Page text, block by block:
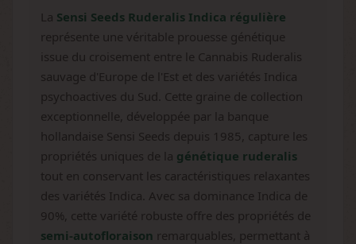
La Sensi Seeds Ruderalis Indica régulière
représente une véritable prouesse génétique
issue du croisement entre le Cannabis Ruderalis
sauvage d'Europe de l'Est et des variétés Indica
psychoactives du Sud. Cette graine de collection
exceptionnelle, développée par la banque
hollandaise Sensi Seeds depuis 1985, capture les
propriétés uniques de la génétique ruderalis
tout en conservant les caractéristiques relaxantes
des variétés Indica. Avec sa dominance Indica de
90%, cette variété robuste offre des propriétés de
semi-autofloraison remarquables, permettant à